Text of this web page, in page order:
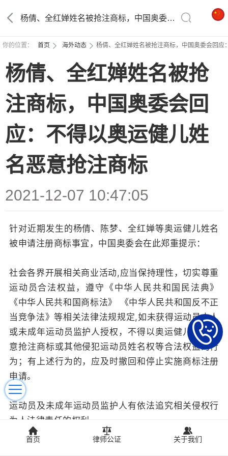
杨倩、全红婵姓名被抢注商标，中国奥委会回应：不得以奥运健儿姓名恶意抢注商标
你的位置： 首页 海外动态 杨倩、全红婵姓名被抢注商标，中国奥委会回应
杨倩、全红婵姓名被抢
注商标，中国奥委会回
应：不得以奥运健儿姓
名恶意抢注商标
2021-12-07 10:47:05
针对近期发生的杨倩、陈梦、全红婵等奥运健儿姓名
被申请注册商标事宜，中国奥委会在此郑重提示：
社会各界开展相关商业活动,应当保持理性，切实尊重
运动员合法权益，遵守《中华人民共和国民法典》
《中华人民共和国商标法》 《中华人民共和国反不正
当竞争法》等相关法律法规规定,如未获得运动员本人
或未成年运动员监护人授权，不得以奥运健儿姓名恶
意抢注商标或其他侵犯运动员姓名权等合法权益的行
为；有上述行为的，应及时撤回和停止实施商标注册
申请。
运动员及未成年运动员监护人有依法追究相关侵权行
为人法律责任的权利。
特此提示。
首页 律师公证 关于我们